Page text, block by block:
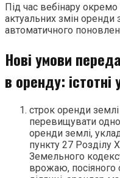
Під час вебінару окремо
актуальних змін оренди
автоматичного
Нові умови
в оренду: істотні
строк оренди
перевищувати
оренди землі,
пункту 27 Розділу
Земельного
врожаю, посіяного